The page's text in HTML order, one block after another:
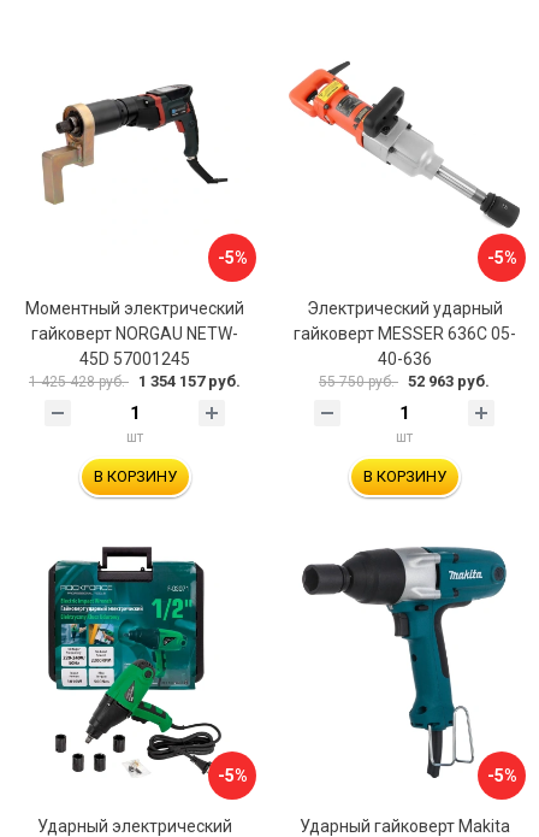
-5%
Моментный электрический
гайковерт NORGAU NETW-
45D 57001245
1 425 428 руб. 1 354 157 руб.
шт
В КОРЗИНУ
-5%
Электрический ударный
гайковерт MESSER 636C 05-
40-636
55 750 руб. 52 963 руб.
шт
В КОРЗИНУ
-5%
Ударный электрический
-5%
Ударный гайковерт Makita